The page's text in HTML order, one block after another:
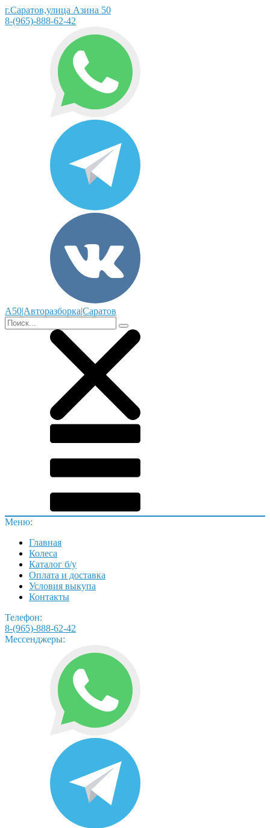
г.Саратов,улица Азина 50
8-(965)-888-62-42
А50|Авторазборка|Саратов
Меню:
Главная
Колеса
Каталог б/у
Оплата и доставка
Условия выкупа
Контакты
Телефон:
8-(965)-888-62-42
Мессенджеры: